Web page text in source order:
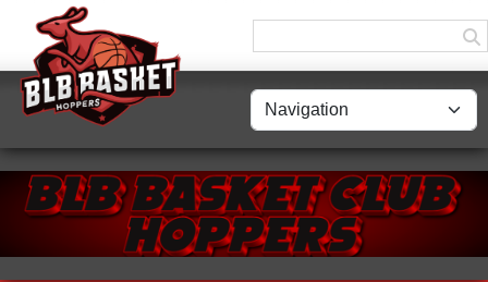
Panneau de gestion des cookies